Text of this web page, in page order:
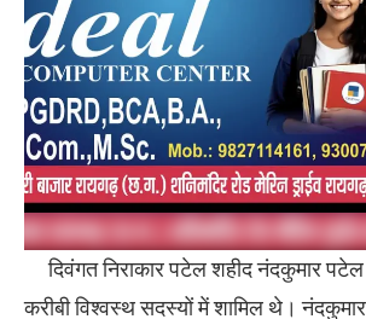
दिवंगत निराकार पटेल शहीद नंदकुमार पटेल
करीबी विश्वस्थ सदस्यों में शामिल थे।